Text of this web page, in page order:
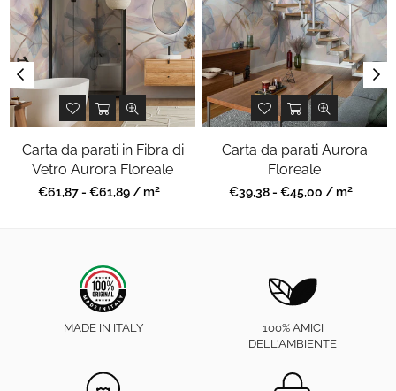
Carta da parati in Fibra di
Vetro Aurora Floreale
Prezzo
€61,87 - €61,89 / m2
Carta da parati Aurora
Floreale
Prezzo
€39,38 - €45,00 / m2
MADE IN ITALY
100% AMICI
DELL'AMBIENTE